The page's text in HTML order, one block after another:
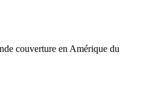
couverture en Amérique du